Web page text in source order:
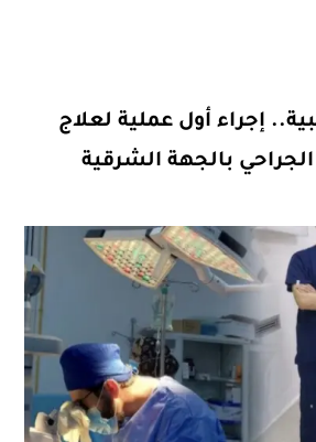
إجراء أول عملية لعلاج
الجراحي بالجهة الشرقية